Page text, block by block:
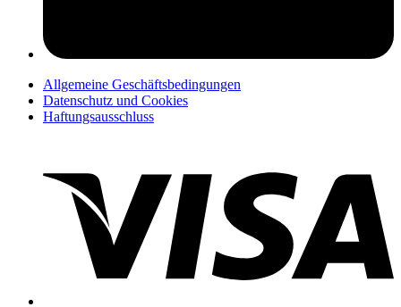
Allgemeine Geschäftsbedingungen
Datenschutz und Cookies
Haftungsausschluss